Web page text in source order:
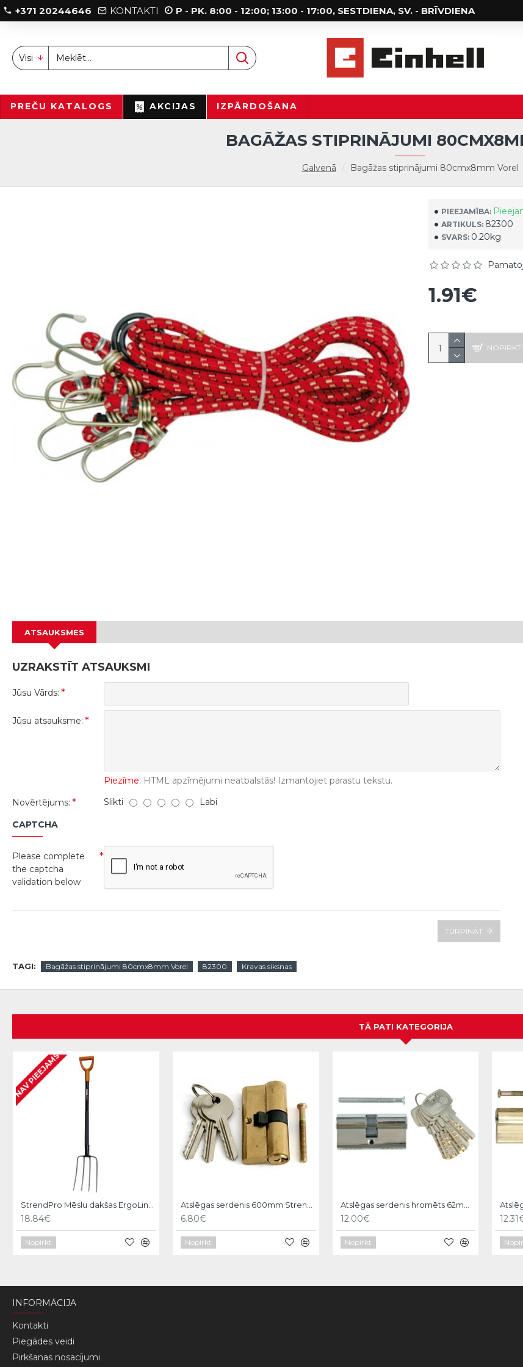
+371 20244646 KONTAKTI P - PK. 8:00 - 12:00; 13:00 - 17:00, SESTDIENA, SV. - BRĪVDIENA
Visi
PREČU KATALOGS AKCIJAS IZPĀRDOŠANA
Galvenā Bagāžas stiprinājumi 80cmx8mm Vorel
BAGĀŽAS STIPRINĀJUMI
PIEEJAMĪBA:
ARTIKULS: 82300
SVARS: 0.20kg
1.91€
NOPIRKT
ATSAUKSMES
UZRAKSTĪT ATSAUKSMI
Jūsu Vārds:
Jūsu atsauksme:
Piezīme: HTML apzīmējumi neatbalstās! Izmantojiet parastu tekstu.
Novērtējums:
Slikti Labi
CAPTCHA
Please complete
the captcha
validation below
TURPINĀT
TAGI: Bagāžas stiprinājumi 80cmx8mm Vorel 82300 Kravas siksnas
TĀ PATI KATEGORIJA
NAV PIEEJAMS
18.84€
Nopirkt
6.80€
Nopirkt
12.00€
Nopirkt
INFORMĀCIJA
Kontakti
Piegādes veidi
Pirkšanas nosacījumi